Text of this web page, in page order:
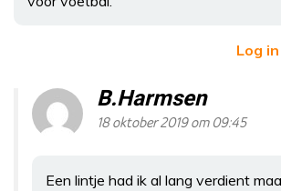
Log
B.Harmsen
18 oktober 2019 om 09:45
Een lintje had ik al lang verdient